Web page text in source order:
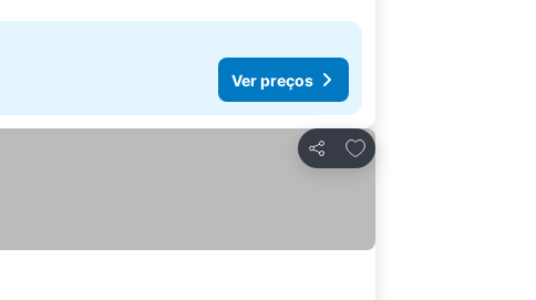
Ver preços
Partilhar
Adicionar aos favoritos